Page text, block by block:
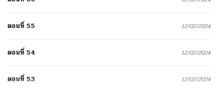
ตอนที่ 55 12/02/2024
ตอนที่ 54 12/02/2024
ตอนที่ 53 12/02/2024